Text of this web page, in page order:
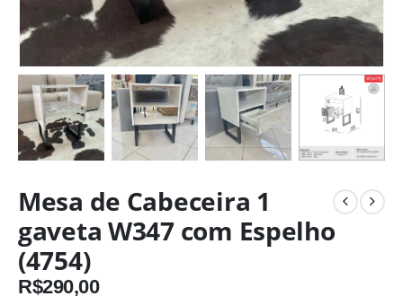
Mesa de Cabeceira 1
gaveta W347 com Espelho
(4754)
R$290,00